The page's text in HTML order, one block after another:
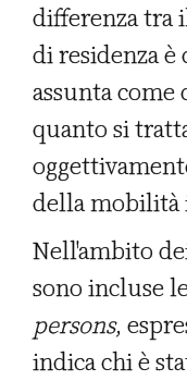
differenza tra
di residenza
assunta
quanto si
della mobilità
Nell'ambito
sono incluse
persons,
indica chi è